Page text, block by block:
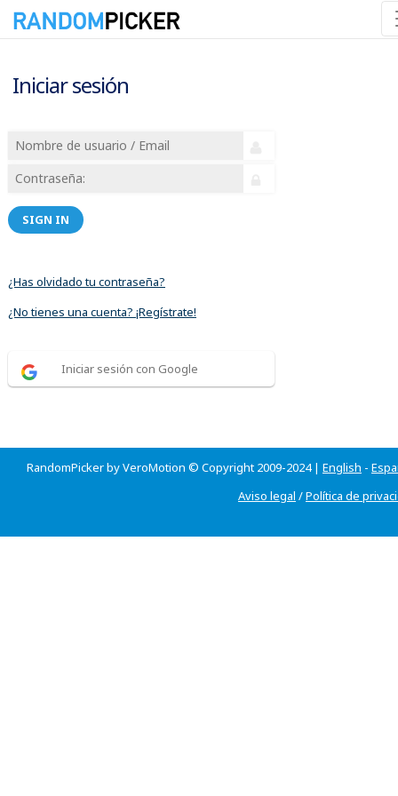
Iniciar sesión
SIGN IN
¿Has olvidado tu contraseña?
¿No tienes una cuenta? ¡Regístrate!
Iniciar sesión con Google
RandomPicker by VeroMotion © Copyright 2009-2024 | English -
Aviso legal /Política de